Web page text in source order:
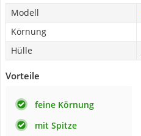
Modell
Körnung
Hülle
Vorteile
feine Körnung
mit Spitze